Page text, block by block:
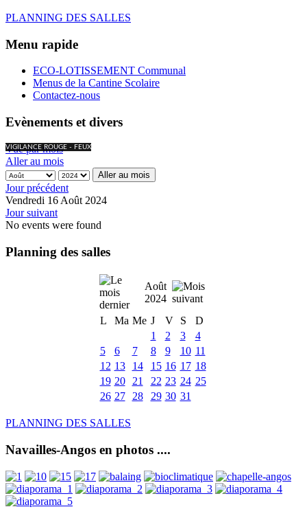
PLANNING DES SALLES
Menu rapide
ECO-LOTISSEMENT Communal
Menus de la Cantine Scolaire
Contactez-nous
Evènements et divers
VIGILANCE ROUGE - FEUX
Vue par mois
Aller au mois
Aller au mois
Jour précédent
Vendredi 16 Août 2024
Jour suivant
No events were found
Planning des salles
Août
2024
L
Ma Me J V S
D
1
2 3
4
5
6 7 8 9 10 11
12 13 14 15 16 17 18
19 20 21 22 23 24 25
26 27 28 29 30 31
PLANNING DES SALLES
Navailles-Angos en photos ....